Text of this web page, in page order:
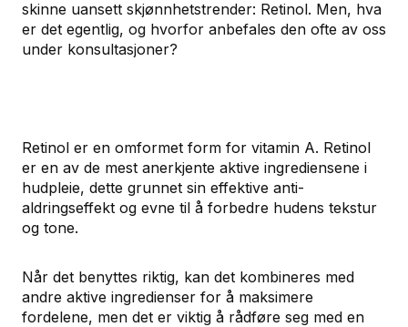
skinne uansett skjønnhetstrender: Retinol. Men, hva
er det egentlig, og hvorfor anbefales den ofte av oss
under konsultasjoner?
Retinol er en omformet form for vitamin A. Retinol
er en av de mest anerkjente aktive ingrediensene i
hudpleie, dette grunnet sin effektive anti-
aldringseffekt og evne til å forbedre hudens tekstur
og tone.
Når det benyttes riktig, kan det kombineres med
andre aktive ingredienser for å maksimere
fordelene, men det er viktig å rådføre seg med en